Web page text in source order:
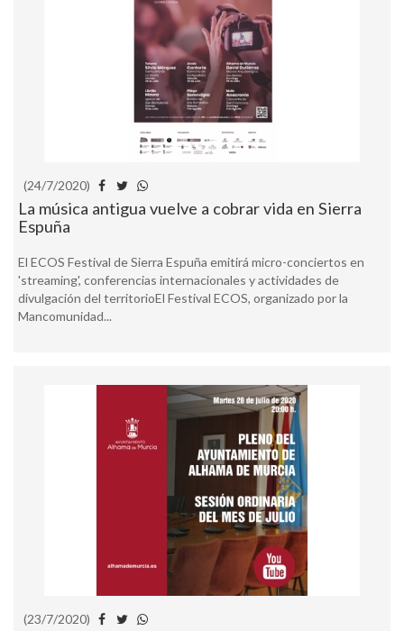
(24/7/2020)
La música antigua vuelve a cobrar vida en Sierra
Espuña
El ECOS Festival de Sierra Espuña emitirá micro-conciertos en
'streaming', conferencias internacionales y actividades de
divulgación del territorioEl Festival ECOS, organizado por la
Mancomunidad...
(23/7/2020)